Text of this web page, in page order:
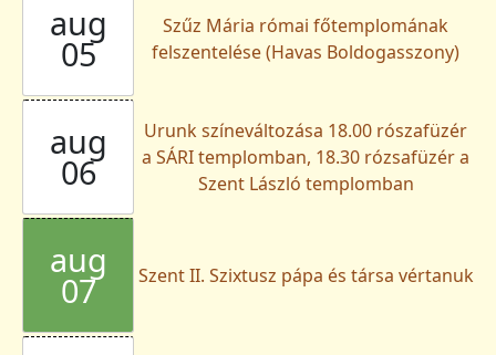
aug
05
Szűz Mária római főtemplomának
felszentelése (Havas Boldogasszony)
aug
06
Urunk színeváltozása 18.00 rószafüzér
a SÁRI templomban, 18.30 rózsafüzér a
Szent László templomban
aug
07 Szent II. Szixtusz pápa és társa vértanuk